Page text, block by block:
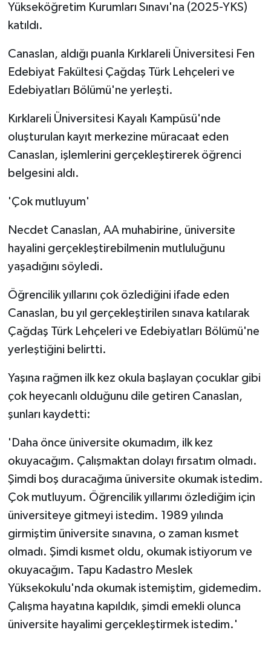
Yükseköğretim Kurumları Sınavı'na (2025-YKS)
katıldı.
Canaslan, aldığı puanla Kırklareli Üniversitesi Fen
Edebiyat Fakültesi Çağdaş Türk Lehçeleri ve
Edebiyatları Bölümü'ne yerleşti.
Kırklareli Üniversitesi Kayalı Kampüsü'nde
oluşturulan kayıt merkezine müracaat eden
Canaslan, işlemlerini gerçekleştirerek öğrenci
belgesini aldı.
'Çok mutluyum'
Necdet Canaslan, AA muhabirine, üniversite
hayalini gerçekleştirebilmenin mutluluğunu
yaşadığını söyledi.
Öğrencilik yıllarını çok özlediğini ifade eden
Canaslan, bu yıl gerçekleştirilen sınava katılarak
Çağdaş Türk Lehçeleri ve Edebiyatları Bölümü'ne
yerleştiğini belirtti.
Yaşına rağmen ilk kez okula başlayan çocuklar gibi
çok heyecanlı olduğunu dile getiren Canaslan,
şunları kaydetti:
'Daha önce üniversite okumadım, ilk kez
okuyacağım. Çalışmaktan dolayı fırsatım olmadı.
Şimdi boş duracağıma üniversite okumak istedim.
Çok mutluyum. Öğrencilik yıllarımı özlediğim için
üniversiteye gitmeyi istedim. 1989 yılında
girmiştim üniversite sınavına, o zaman kısmet
olmadı. Şimdi kısmet oldu, okumak istiyorum ve
okuyacağım. Tapu Kadastro Meslek
Yüksekokulu'nda okumak istemiştim, gidemedim.
Çalışma hayatına kapıldık, şimdi emekli olunca
üniversite hayalimi gerçekleştirmek istedim.'